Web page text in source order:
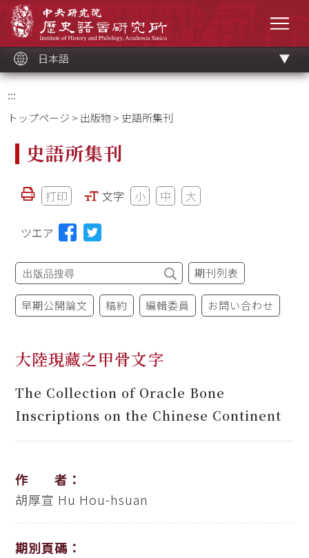
ッ
ク
日本語
:::
トップページ > 出版物 > 史語所集刊
史語所集刊
打印 文字 小 中 大
ツエア
期刊列表
早期公開論文 稿約 編輯委員 お問い合わせ
大陸現藏之甲骨文字
The Collection of Oracle Bone
Inscriptions on the Chinese Continent
作 者：
胡厚宣 Hu Hou-hsuan
期別頁碼：